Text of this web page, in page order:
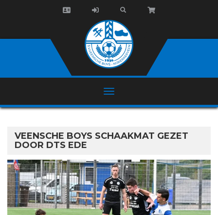
VEENSCHE BOYS SCHAAKMAT GEZET
DOOR DTS EDE